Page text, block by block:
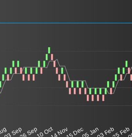
03 Sep26 Sep10 Oct14 Nov15 Dec05 Jan03 Feb25 Feb